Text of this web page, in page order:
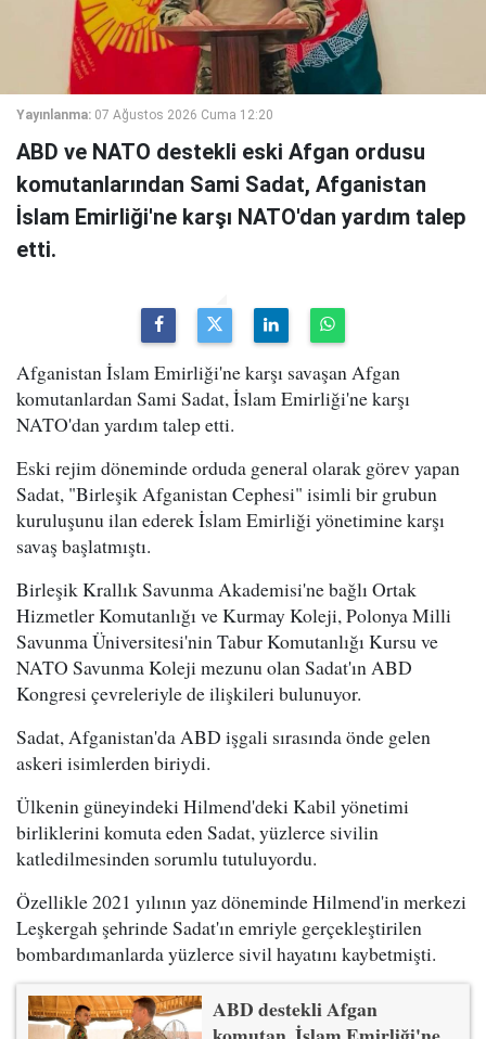
Yayınlanma: 07 Ağustos 2026 Cuma 12:20
ABD ve NATO destekli eski Afgan ordusu
komutanlarından Sami Sadat, Afganistan
İslam Emirliği'ne karşı NATO'dan yardım talep
etti.
Afganistan İslam Emirliği'ne karşı savaşan Afgan
komutanlardan Sami Sadat, İslam Emirliği'ne karşı
NATO'dan yardım talep etti.
Eski rejim döneminde orduda general olarak görev yapan
Sadat, "Birleşik Afganistan Cephesi" isimli bir grubun
kuruluşunu ilan ederek İslam Emirliği yönetimine karşı
savaş başlatmıştı.
Birleşik Krallık Savunma Akademisi'ne bağlı Ortak
Hizmetler Komutanlığı ve Kurmay Koleji, Polonya Milli
Savunma Üniversitesi'nin Tabur Komutanlığı Kursu ve
NATO Savunma Koleji mezunu olan Sadat'ın ABD
Kongresi çevreleriyle de ilişkileri bulunuyor.
Sadat, Afganistan'da ABD işgali sırasında önde gelen
askeri isimlerden biriydi.
Ülkenin güneyindeki Hilmend'deki Kabil yönetimi
birliklerini komuta eden Sadat, yüzlerce sivilin
katledilmesinden sorumlu tutuluyordu.
Özellikle 2021 yılının yaz döneminde Hilmend'in merkezi
Leşkergah şehrinde Sadat'ın emriyle gerçekleştirilen
bombardımanlarda yüzlerce sivil hayatını kaybetmişti.
ABD destekli Afgan